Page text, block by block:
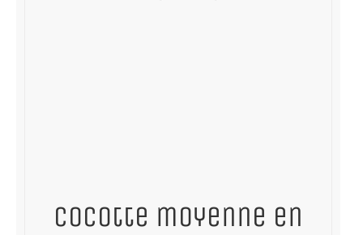
Cocotte moyenne en